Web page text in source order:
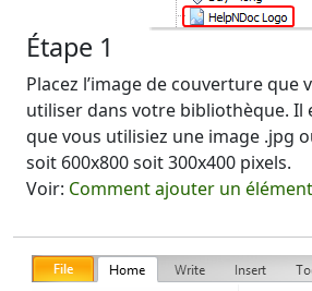
Étape 1
Placez l’image de couverture que
utiliser dans votre bibliothèque. Il
que vous utilisiez une image .jpg
soit 600x800 soit 300x400 pixels.
Voir: Comment ajouter un